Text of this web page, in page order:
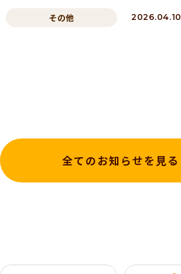
その他 2026.04.10
全てのお知らせを見る